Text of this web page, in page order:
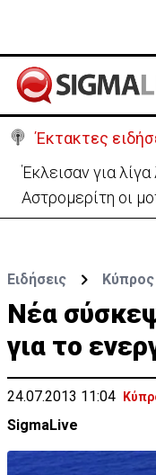
Έκτακτες
Αστυνομία:
Ποιος ο λόγος
Ειδήσεις Κύπρος
Νέα
για το
24.07.2013 11:04
SigmaLive